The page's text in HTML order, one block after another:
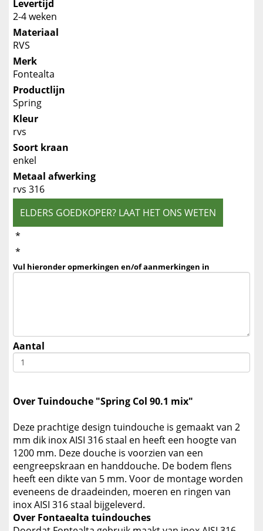
Levertijd
2-4 weken
Materiaal
RVS
Merk
Fontealta
Productlijn
Spring
Kleur
rvs
Soort kraan
enkel
Metaal afwerking
rvs 316
ELDERS GOEDKOPER? LAAT HET ONS WETEN
*
*
Vul hieronder opmerkingen en/of aanmerkingen in
Aantal
Over Tuindouche "Spring Col 90.1 mix"
Deze prachtige design tuindouche is gemaakt van 2
mm dik inox AISI 316 staal en heeft een hoogte van
1200 mm. Deze douche is voorzien van een
eengreepskraan en handdouche. De bodem flens
heeft een dikte van 5 mm. Voor de montage worden
eveneens de draadeinden, moeren en ringen van
inox AISI 316 staal bijgeleverd.
Over Fontaealta tuindouches